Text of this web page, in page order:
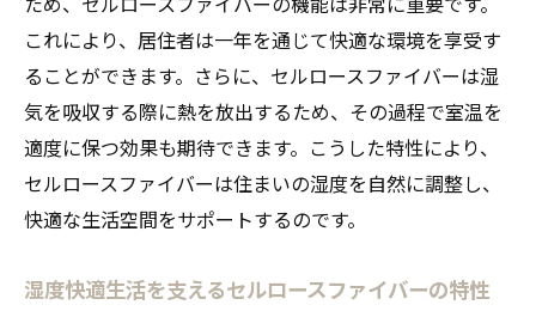
愛知県特有の湿度対策としてのセルロース
ファイバー
セルロースファイバー導入のメリットと効
果
地域特性を活かしたセルロースファイバー
の活用
善する
これにより、居住者は一年を通じて快適な環境を享受す
ることができます。さらに、セルロースファイバーは湿
気を吸収する際に熱を放出するため、その過程で室温を
適度に保つ効果も期待できます。こうした特性により、
セルロースファイバーは住まいの湿度を自然に調整し、
快適な生活空間をサポートするのです。
湿度快適生活を支えるセルロースファイバーの特性